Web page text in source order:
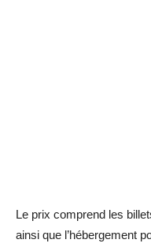
Le prix comprend les
ainsi que l’hébergement